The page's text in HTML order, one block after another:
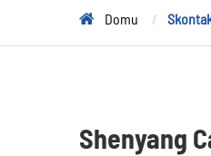
Domu
Shenyang